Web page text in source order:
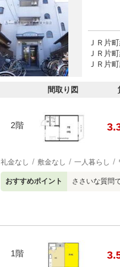
ＪＲ片
ＪＲ片
ＪＲ片
間取り図
2階
礼金なし 敷金なし 一人暮らし
おすすめポイント ささいな質問
1階